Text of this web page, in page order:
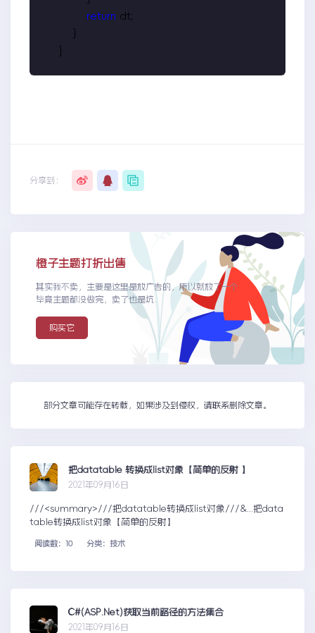
return dt;
    }
分享到：
橙子主题打折出售
其实我不卖，主要是这里是放广告的，所以就放了一个
毕竟主题都没做完，卖了也是坑.
购买它
部分文章可能存在转载，如果涉及到侵权，请联系删除文章。
把datatable 转换成list对象【简单的反射 】
2021年09月16日
///<summary>///把datatable转换成list对象///&...把data
table转换成list对象【简单的反射】
阅读数：10 分类：技术
C#(ASP.Net)获取当前路径的方法集合
2021年09月16日